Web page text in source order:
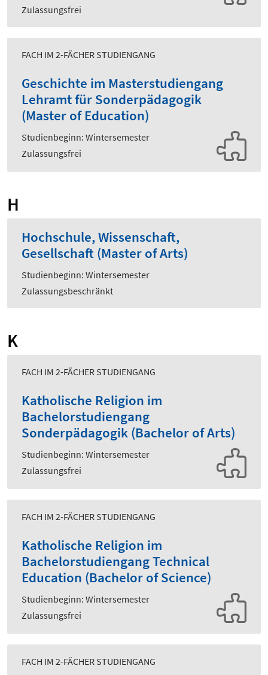
Zulassungsfrei
FACH IM 2-FÄCHER STUDIENGANG
Geschichte im Masterstudiengang
Lehramt für Sonderpädagogik
(Master of Education)
Studienbeginn: Wintersemester
Zulassungsfrei
H
Hochschule, Wissenschaft,
Gesellschaft (Master of Arts)
Studienbeginn: Wintersemester
Zulassungsbeschränkt
K
FACH IM 2-FÄCHER STUDIENGANG
Katholische Religion im
Bachelorstudiengang
Sonderpädagogik (Bachelor of Arts)
Studienbeginn: Wintersemester
Zulassungsfrei
FACH IM 2-FÄCHER STUDIENGANG
Katholische Religion im
Bachelorstudiengang Technical
Education (Bachelor of Science)
Studienbeginn: Wintersemester
Zulassungsfrei
FACH IM 2-FÄCHER STUDIENGANG